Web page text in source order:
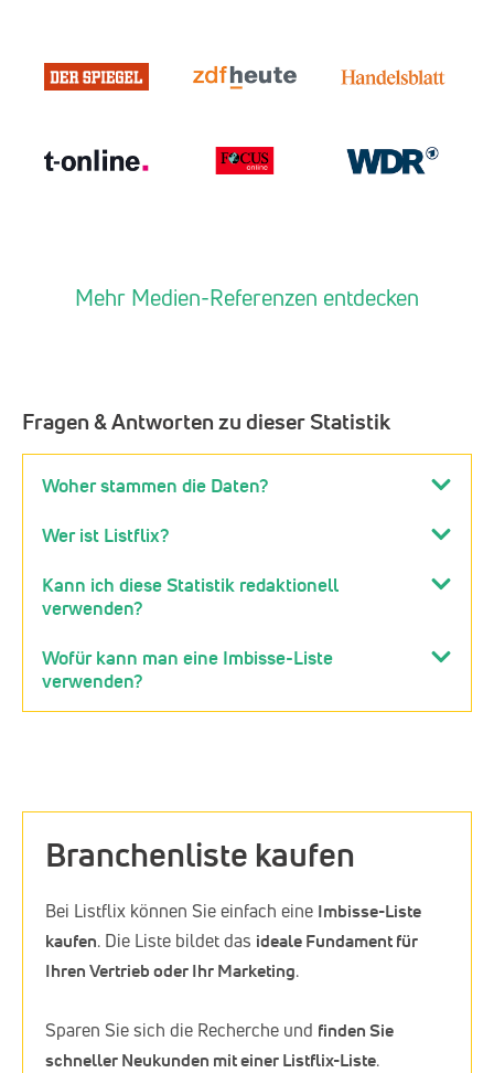
Mehr Medien-Referenzen entdecken
Fragen & Antworten zu dieser Statistik
Woher stammen die Daten?
Wer ist Listflix?
Kann ich diese Statistik redaktionell
verwenden?
Wofür kann man eine Imbisse-Liste
verwenden?
Branchenliste kaufen
Bei Listflix können Sie einfach eine Imbisse-Liste
kaufen. Die Liste bildet das ideale Fundament für
Ihren Vertrieb oder Ihr Marketing.
Sparen Sie sich die Recherche und finden Sie
schneller Neukunden mit einer Listflix-Liste.